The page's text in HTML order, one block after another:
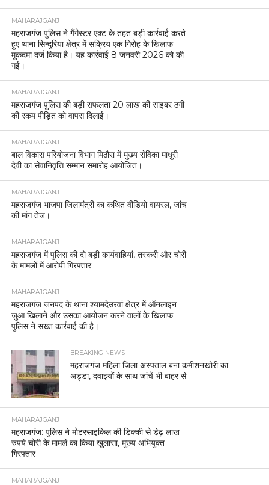
MAHARAJGANJ
महराजगंज पुलिस ने गैंगेस्टर एक्ट के तहत बड़ी कार्रवाई करते
हुए थाना सिन्दुरिया क्षेत्र में सक्रिय एक गिरोह के खिलाफ
मुकदमा दर्ज किया है। यह कार्रवाई 8 जनवरी 2026 को की
गई।
MAHARAJGANJ
महराजगंज पुलिस की बड़ी सफलता 20 लाख की साइबर ठगी
की रकम पीड़ित को वापस दिलाई।
MAHARAJGANJ
बाल विकास परियोजना विभाग मिठौरा में मुख्य सेविका माधुरी
देवी का सेवानिवृत्ति सम्मान समारोह आयोजित।
MAHARAJGANJ
महराजगंज भाजपा जिलामंत्री का कथित वीडियो वायरल, जांच
की मांग तेज।
MAHARAJGANJ
महराजगंज में पुलिस की दो बड़ी कार्यवाहियां, तस्करी और चोरी
के मामलों में आरोपी गिरफ्तार
MAHARAJGANJ
महराजगंज जनपद के थाना श्यामदेउरवां क्षेत्र में ऑनलाइन
जुआ खिलाने और उसका आयोजन करने वालों के खिलाफ
पुलिस ने सख्त कार्रवाई की है।
BREAKING NEWS
महराजगंज महिला जिला अस्पताल बना कमीशनखोरी का
अड्डा, दवाइयों के साथ जांचें भी बाहर से
MAHARAJGANJ
महराजगंज: पुलिस ने मोटरसाइकिल की डिक्की से डेढ़ लाख
रुपये चोरी के मामले का किया खुलासा, मुख्य अभियुक्त
गिरफ्तार
MAHARAJGANJ